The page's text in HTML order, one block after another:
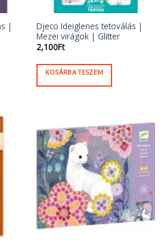
|
Djeco Ideiglenes tetoválás |
Mezei virágok | Glitter
2,100Ft
KOSÁRBA TESZEM